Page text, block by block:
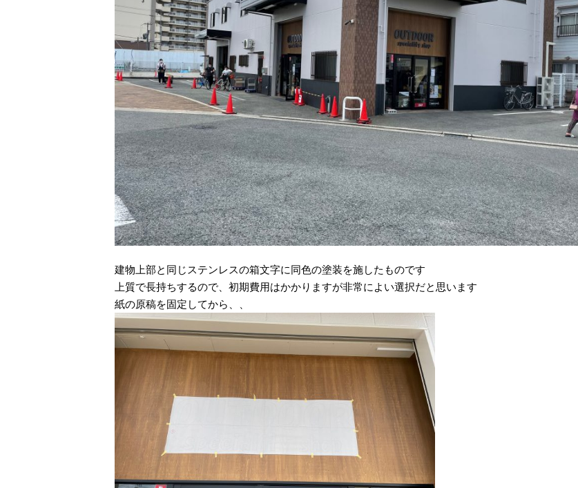
建物上部と同じステンレスの箱文字に同色の塗装を施したものです
上質で長持ちするので、初期費用はかかりますが非常によい選択だと思います
紙の原稿を固定してから、、